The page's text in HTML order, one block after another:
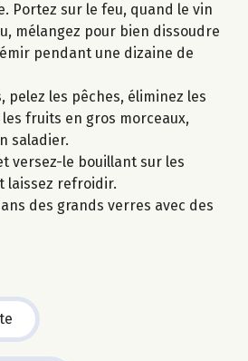
Portez sur le feu, quand le vin
mélangez pour bien dissoudre
pendant une dizaine de
pelez les pêches, éliminez les
fruits en gros morceaux,
saladier.
versez-le bouillant sur les
laissez refroidir.
des grands verres avec des